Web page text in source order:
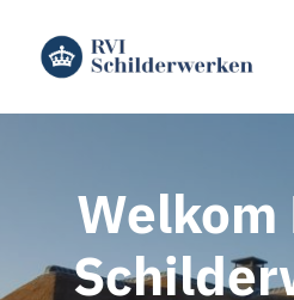
Diensten
Welkom